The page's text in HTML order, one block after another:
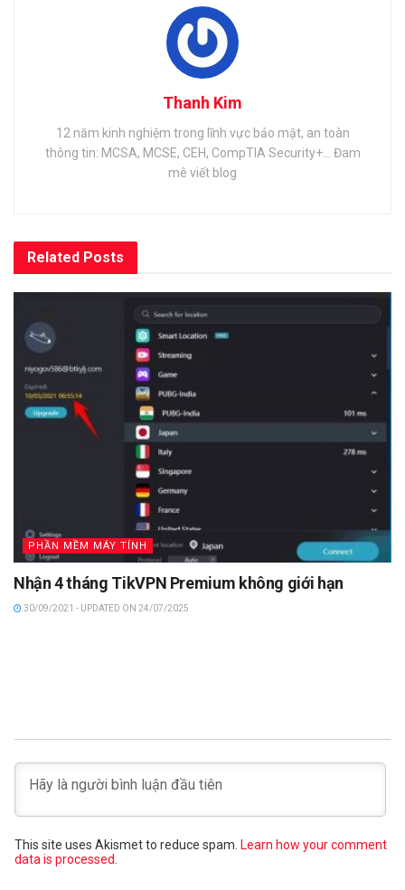
Thanh Kim
12 năm kinh nghiệm trong lĩnh vực bảo mật, an toàn
thông tin: MCSA, MCSE, CEH, CompTIA Security+... Đam
mê viết blog
Related Posts
PHẦN MỀM MÁY TÍNH
Nhận 4 tháng TikVPN Premium không giới hạn
30/09/2021 - UPDATED ON 24/07/2025
This site uses Akismet to reduce spam. Learn how your comment
data is processed.